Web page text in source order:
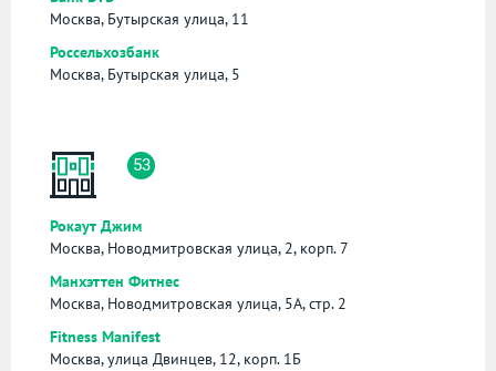
Москва, Бутырская улица, 11
Россельхозбанк
Москва, Бутырская улица, 5
53
Рокаут Джим
Москва, Новодмитровская улица, 2, корп. 7
Манхэттен Фитнес
Москва, Новодмитровская улица, 5А, стр. 2
Fitness Manifest
Москва, улица Двинцев, 12, корп. 1Б